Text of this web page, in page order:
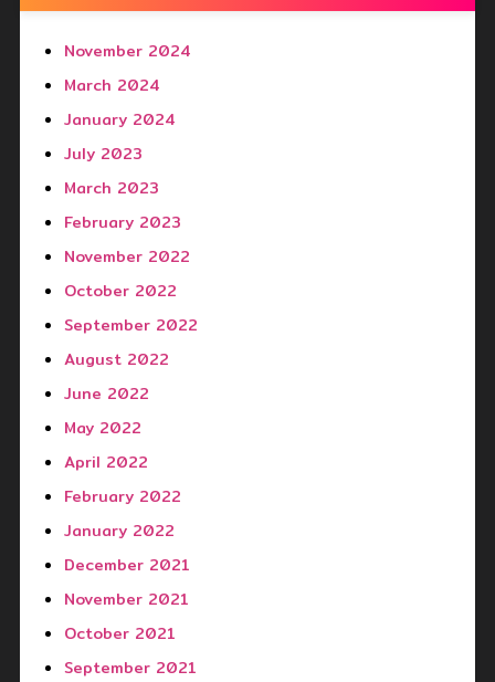
November 2024
March 2024
January 2024
July 2023
March 2023
February 2023
November 2022
October 2022
September 2022
August 2022
June 2022
May 2022
April 2022
February 2022
January 2022
December 2021
November 2021
October 2021
September 2021